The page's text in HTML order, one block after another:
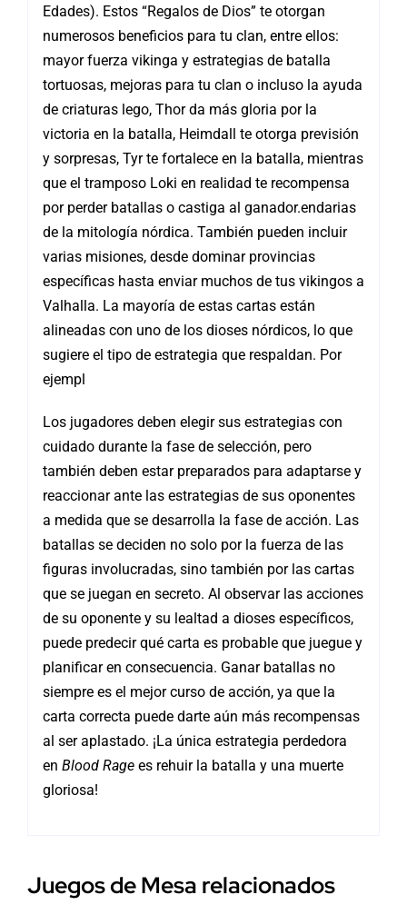
Edades). Estos “Regalos de Dios” te otorgan
numerosos beneficios para tu clan, entre ellos:
mayor fuerza vikinga y estrategias de batalla
tortuosas, mejoras para tu clan o incluso la ayuda
de criaturas lego, Thor da más gloria por la
victoria en la batalla, Heimdall te otorga previsión
y sorpresas, Tyr te fortalece en la batalla, mientras
que el tramposo Loki en realidad te recompensa
por perder batallas o castiga al ganador.endarias
de la mitología nórdica. También pueden incluir
varias misiones, desde dominar provincias
específicas hasta enviar muchos de tus vikingos a
Valhalla. La mayoría de estas cartas están
alineadas con uno de los dioses nórdicos, lo que
sugiere el tipo de estrategia que respaldan. Por
ejempl
Los jugadores deben elegir sus estrategias con
cuidado durante la fase de selección, pero
también deben estar preparados para adaptarse y
reaccionar ante las estrategias de sus oponentes
a medida que se desarrolla la fase de acción. Las
batallas se deciden no solo por la fuerza de las
figuras involucradas, sino también por las cartas
que se juegan en secreto. Al observar las acciones
de su oponente y su lealtad a dioses específicos,
puede predecir qué carta es probable que juegue y
planificar en consecuencia. Ganar batallas no
siempre es el mejor curso de acción, ya que la
carta correcta puede darte aún más recompensas
al ser aplastado. ¡La única estrategia perdedora
en Blood Ragees rehuir la batalla y una muerte
gloriosa!
Juegos de Mesa relacionados